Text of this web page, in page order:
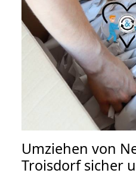
Umziehen von
Troisdorfsicher